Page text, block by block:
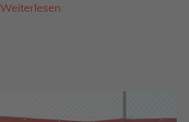
Weiterlesen